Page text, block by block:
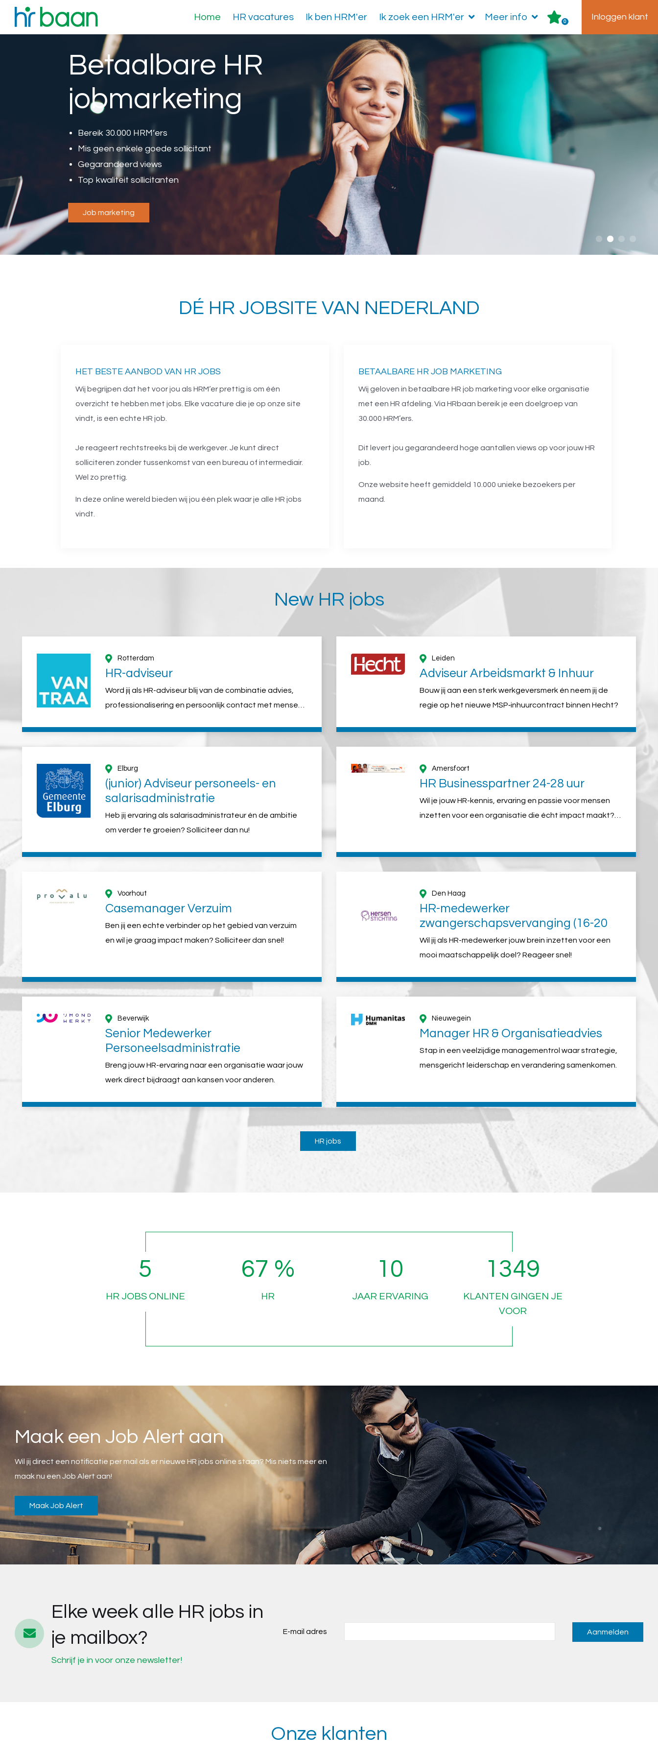
Home HR vacatures Ik ben HRM'er Ik zoek een HRM'er Meer info 0 Inloggen klant
Betaalbare HR
jobmarketing
Bereik 30.000 HRM’ers
Mis geen enkele goede sollicitant
Gegarandeerd views
Top kwaliteit sollicitanten
Job marketing
DÉ HR JOBSITE VAN NEDERLAND
HET BESTE AANBOD VAN HR JOBS
Wij begrijpen dat het voor jou als HRM‘er prettig is om één
overzicht te hebben met jobs. Elke vacature die je op onze site
vindt, is een echte HR job.
Je reageert rechtstreeks bij de werkgever. Je kunt direct
solliciteren zonder tussenkomst van een bureau of intermediair.
Wel zo prettig.
In deze online wereld bieden wij jou één plek waar je alle HR jobs
vindt.
BETAALBARE HR JOB MARKETING
Wij geloven in betaalbare HR job marketing voor elke organisatie
met een HR afdeling. Via HRbaan bereik je een doelgroep van
30.000 HRM’ers.
Dit levert jou gegarandeerd hoge aantallen views op voor jouw HR
job.
Onze website heeft gemiddeld 10.000 unieke bezoekers per
maand.
New HR jobs
Rotterdam
HR-adviseur
Word jij als HR-adviseur blij van de combinatie advies,
professionalisering en persoonlijk contact met mensen?
toffe rol voor je!
Leiden
Adviseur Arbeidsmarkt & Inhuur
Bouw jij aan een sterk werkgeversmerk én neem jij de
regie op het nieuwe MSP‑inhuurcontract binnen Hecht?
Elburg
(junior) Adviseur personeels- en
salarisadministratie
Heb jij ervaring als salarisadministrateur én de ambitie
om verder te groeien? Solliciteer dan nu!
Amersfoort
HR Businesspartner 24-28 uur
Wil je jouw HR-kennis, ervaring en passie voor mensen
inzetten voor een organisatie die écht impact maakt?
Voorhout
Casemanager Verzuim
Ben jij een echte verbinder op het gebied van verzuim
en wil je graag impact maken? Solliciteer dan snel!
Den Haag
HR-medewerker
zwangerschapsvervanging (16-20
uur)
Wil jij als HR-medewerker jouw brein inzetten voor een
mooi maatschappelijk doel? Reageer snel!
Beverwijk
Senior Medewerker
Personeelsadministratie
Breng jouw HR-ervaring naar een organisatie waar jouw
werk direct bijdraagt aan kansen voor anderen.
Nieuwegein
Manager HR & Organisatieadvies
Stap in een veelzijdige managementrol waar strategie,
mensgericht leiderschap en verandering samenkomen.
HR jobs
7
HR JOBS ONLINE
99 %
HR
14
JAAR ERVARING
2005
KLANTEN GINGEN JE
VOOR
Maak een Job Alert aan
Wil jij direct een notificatie per mail als er nieuwe HR jobs online staan? Mis niets meer en
maak nu een Job Alert aan!
Maak Job Alert
Elke week alle HR jobs in
je mailbox?
Schrijf je in voor onze newsletter!
E-mail adres
Onze klanten